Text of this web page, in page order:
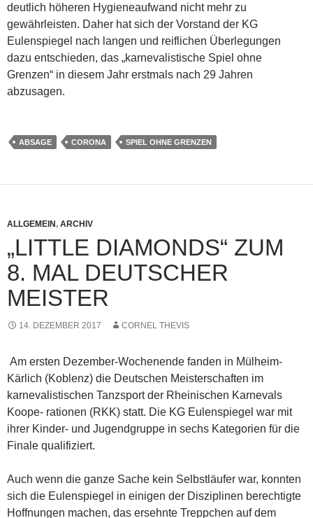
deutlich höheren Hygieneaufwand nicht mehr zu
gewährleisten. Daher hat sich der Vorstand der KG
Eulenspiegel nach langen und reiflichen Überlegungen
dazu entschieden, das „karnevalistische Spiel ohne
Grenzen“ in diesem Jahr erstmals nach 29 Jahren
abzusagen.
ABSAGE CORONA SPIEL OHNE GRENZEN
ALLGEMEIN , ARCHIV
„LITTLE DIAMONDS“ ZUM
8. MAL DEUTSCHER
MEISTER
14. DEZEMBER 2017 CORNEL THEVIS
Am ersten Dezember-Wochenende fanden in Mülheim-
Kärlich (Koblenz) die Deutschen Meisterschaften im
karnevalistischen Tanzsport der Rheinischen Karnevals
Koope- rationen (RKK) statt. Die KG Eulenspiegel war mit
ihrer Kinder- und Jugendgruppe in sechs Kategorien für die
Finale qualifiziert.
Auch wenn die ganze Sache kein Selbstläufer war, konnten
sich die Eulenspiegel in einigen der Disziplinen berechtigte
Hoffnungen machen, das ersehnte Treppchen auf dem